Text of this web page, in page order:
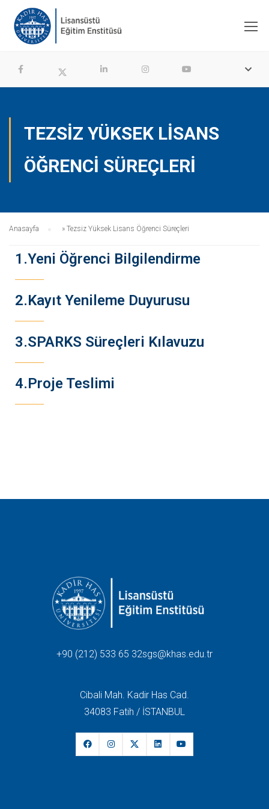
TEZSIZ YÜKSEK LISANS
ÖĞRENCI SÜREÇLERI
Anasayfa » Tezsiz Yüksek Lisans Öğrenci Süreçleri
1.Yeni Öğrenci Bilgilendirme
2.Kayıt Yenileme Duyurusu
3.SPARKS Süreçleri Kılavuzu
4.Proje Teslimi
+90 (212) 533 65 32sgs@khas.edu.tr
Cibali Mah. Kadir Has Cad.
34083 Fatih / İSTANBUL